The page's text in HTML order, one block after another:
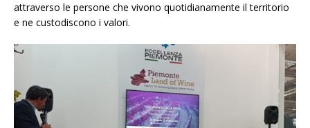
attraverso le persone che vivono quotidianamente il territorio
e ne custodiscono i valori.